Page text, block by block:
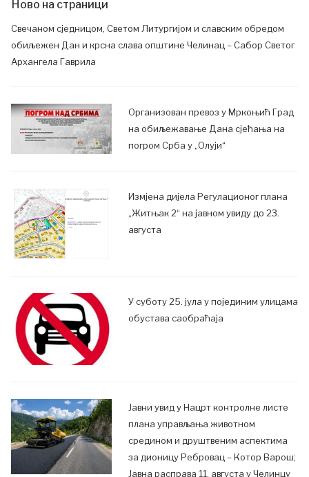
Ново на страници
Свечаном сједницом, Светом Литургијом и славским обредом
обиљежен Дан и крсна слава општине Челинац – Сабор Светог
Архангела Гаврила
Организован превоз у Мркоњић Град
на обиљежавање Дана сјећања на
погром Срба у „Олуји“
Измјена дијела Регулационог плана
„Житњак 2“ на јавном увиду до 23.
августа
У суботу 25. јула у појединим улицама
обустава саобраћаја
Јавни увид у Нацрт контролне листе
плана управљања животном
средином и друштвеним аспектима
за дионицу Ребровац – Котор Варош;
Јавна расправа 11. августа у Челинцу